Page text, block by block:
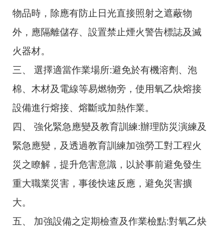
物品時，除應有防止日光直接照射之遮蔽物
外，應隔離儲存、設置禁止煙火警告標誌及滅
火器材。
三、 選擇適當作業場所:避免於有機溶劑、泡
棉、木材及電線等易燃物旁，使用氧乙炔熔接
設備進行熔接、熔斷或加熱作業。
四、 強化緊急應變及教育訓練:辦理防災演練及
緊急應變，及透過教育訓練加強勞工對工程火
災之瞭解，提升危害意識，以於事前避免發生
重大職業災害，事後快速反應，避免災害擴
大。
五、 加強設備之定期檢查及作業檢點:對氧乙炔